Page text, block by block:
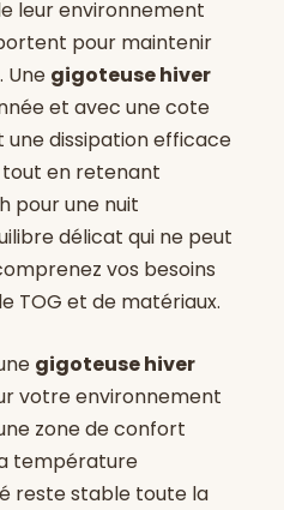
leur environnement
pour maintenir
Une gigoteuse hiver
et avec une cote
dissipation efficace
en retenant
pour une nuit
délicat qui ne peut
vos besoins
TOG et de matériaux.
gigoteuse hiver
votre environnement
zone de confort
température
reste stable toute la